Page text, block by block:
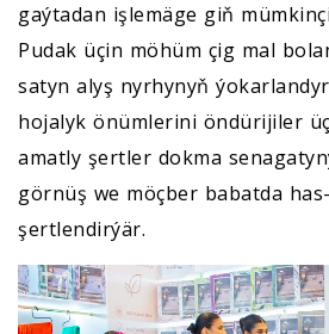
gaýtadan işlemäge giň
Pudak üçin möhüm çig mal
satyn alyş nyrhynyň
hojalyk önümlerini öndürijiler
amatly şertler dokma
görnüş we möçber babatda
şertlendirýär.